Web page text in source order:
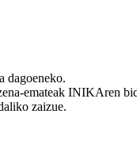
dagoeneko.
INIKAren
zaizue.